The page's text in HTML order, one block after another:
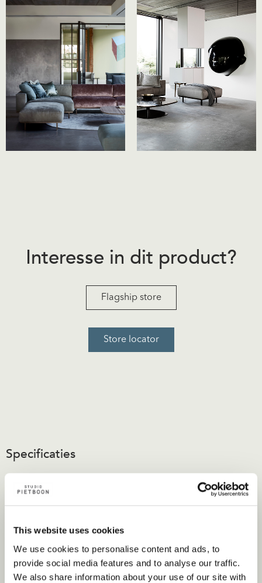
This website uses cookies
We use cookies to personalise content and ads, to
provide social media features and to analyse our traffic.
We also share information about your use of our site with
Interesse in dit product?
Flagship store
Store locator
Specificaties
Materiaal
Poedergecoat stalen frame verkrijgbaar in verschillende
kleuren. Zitkussens van koudschuim met een toplaag